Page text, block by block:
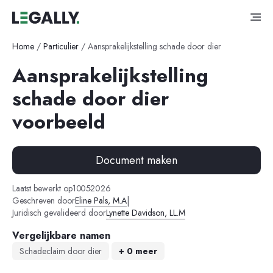
Home / Particulier / Aansprakelijkstelling schade door dier
Aansprakelijkstelling
schade door dier
voorbeeld
Document maken
Laatst bewerkt op10-05-2026
Geschreven doorEline Pals, M.A|
Juridisch gevalideerd doorLynette Davidson, LL.M
Vergelijkbare namen
Schadeclaim door dier + 0 meer